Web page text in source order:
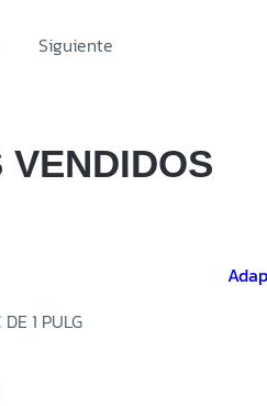
Siguiente
VENDIDOS
1 PULG